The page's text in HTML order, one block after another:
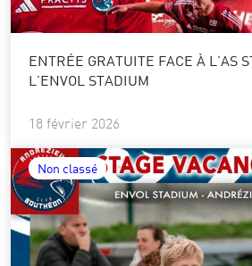
ENTRÉE GRATUITE FACE À L’AS
L’ENVOL STADIUM
18 février 2026
Non classé